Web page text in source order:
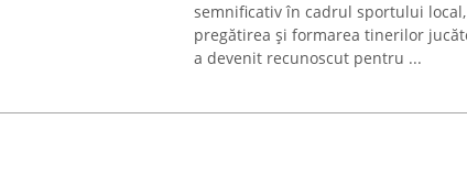
semnificativ în cadrul sportului
pregătirea și formarea tinerilor
a devenit recunoscut pentru ...